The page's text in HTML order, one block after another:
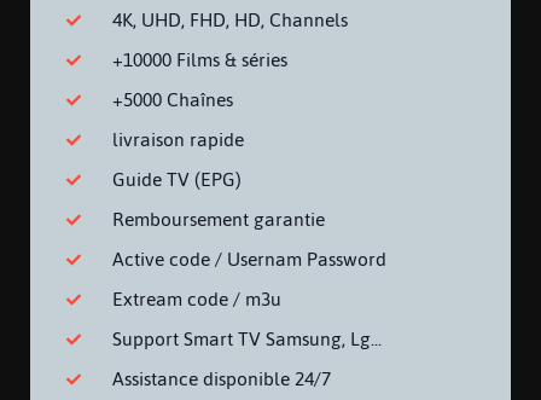
4K, UHD, FHD, HD, Channels
+10000 Films & séries
+5000 Chaînes
livraison rapide
Guide TV (EPG)
Remboursement garantie
Active code / Usernam Password
Extream code / m3u
Support Smart TV Samsung, Lg...
Assistance disponible 24/7